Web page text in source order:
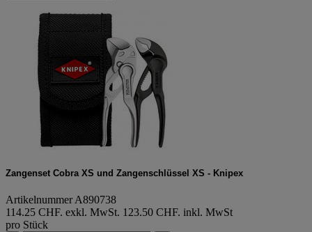
Zangenset Cobra XS und Zangenschlüssel XS - Knipex
Artikelnummer A890738
114.25 CHF. exkl. MwSt. 123.50 CHF. inkl. MwSt
pro Stück